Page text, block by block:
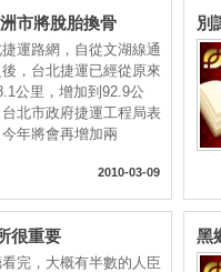
市將脫胎換骨
捷運路網，自從文湖線通
，台北捷運已經從原來
公里，增加到92.9公
台北市政府捷運工程局表
年將會再增加兩
2010-03-09
別
很重要
完，大概有半數的人臣
黑